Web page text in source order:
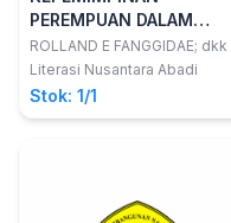
PEREMPUAN DALAM
KONTEKS BUDAYA LOKAL
ROLLAND E FANGGIDAE; dkk
Literasi Nusantara Abadi
Stok: 1/1